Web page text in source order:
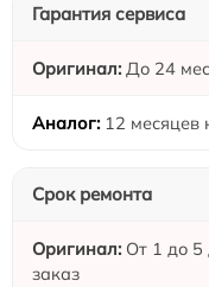
Гарантия сервиса
До 24
12 месяцев
Срок ремонта
От 1 до 5
заказ